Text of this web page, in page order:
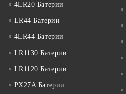
4LR20 Батерии
LR44 Батерии
4LR44 Батерии
LR1130 Батерии
LR1120 Батерии
PX27A Батерии